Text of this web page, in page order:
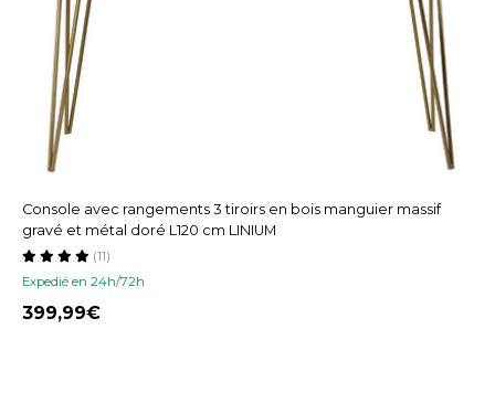
Console avec rangements 3 tiroirs en bois manguier massif
gravé et métal doré L120 cm LINIUM
Expedié en 24h/72h
(11)
399,99